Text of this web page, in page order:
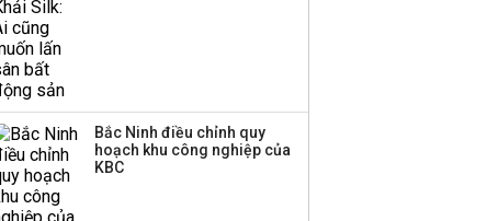
Bắc Ninh điều chỉnh quy
hoạch khu công nghiệp của
KBC